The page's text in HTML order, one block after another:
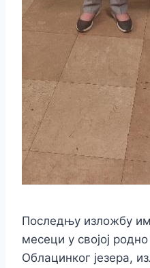
Последњу изложбу
месеци у својој
Облацинког језера,